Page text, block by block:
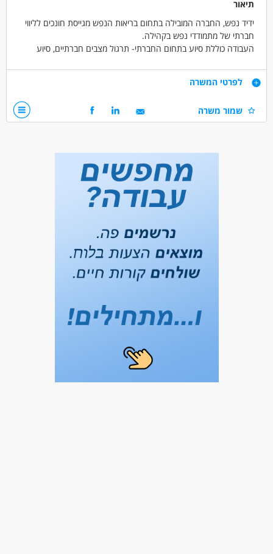
תיאור
ידיד נפש, החברה המובילה בתחום בריאות הנפש מגייסת חונכים לליווי
חברתי של מתמודדי נפש בקהילה.
העבודה כוללת סיוע בתחום החברתי- תרגול מצבים חברתיים, סיוע
למתאימים תינתן- הדרכה מקצועית.
העבודה במשרה חלקית.
דרישות
אהבת אדם ורצון לעזור.
חינוך, הוראה והדרכה - חונכות
חינוך, הוראה והדרכה - מדריך/ה
לא נדרש ניסיון
עבודה בשעות גמישות
עבודה מיידית
עבודה לפי שעות
בני 50 פלוס בני 40 פלוס
לפרטי המשרה
שמור משרה